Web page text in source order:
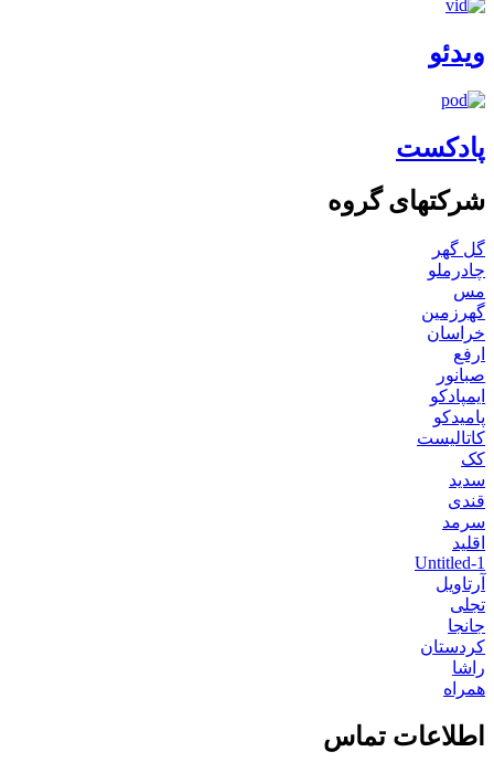
ویدئو
پادکست
شرکتهای گروه
گل گهر
چادرملو
مس
گهرزمین
خراسان
ارفع
صبانور
ایمپادکو
پامیدکو
کاتالیست
کک
سدید
قندی
سرمد
اقلید
Untitled-1
آرتاویل
تجلی
جانجا
کردستان
راشا
همراه
اطلاعات تماس